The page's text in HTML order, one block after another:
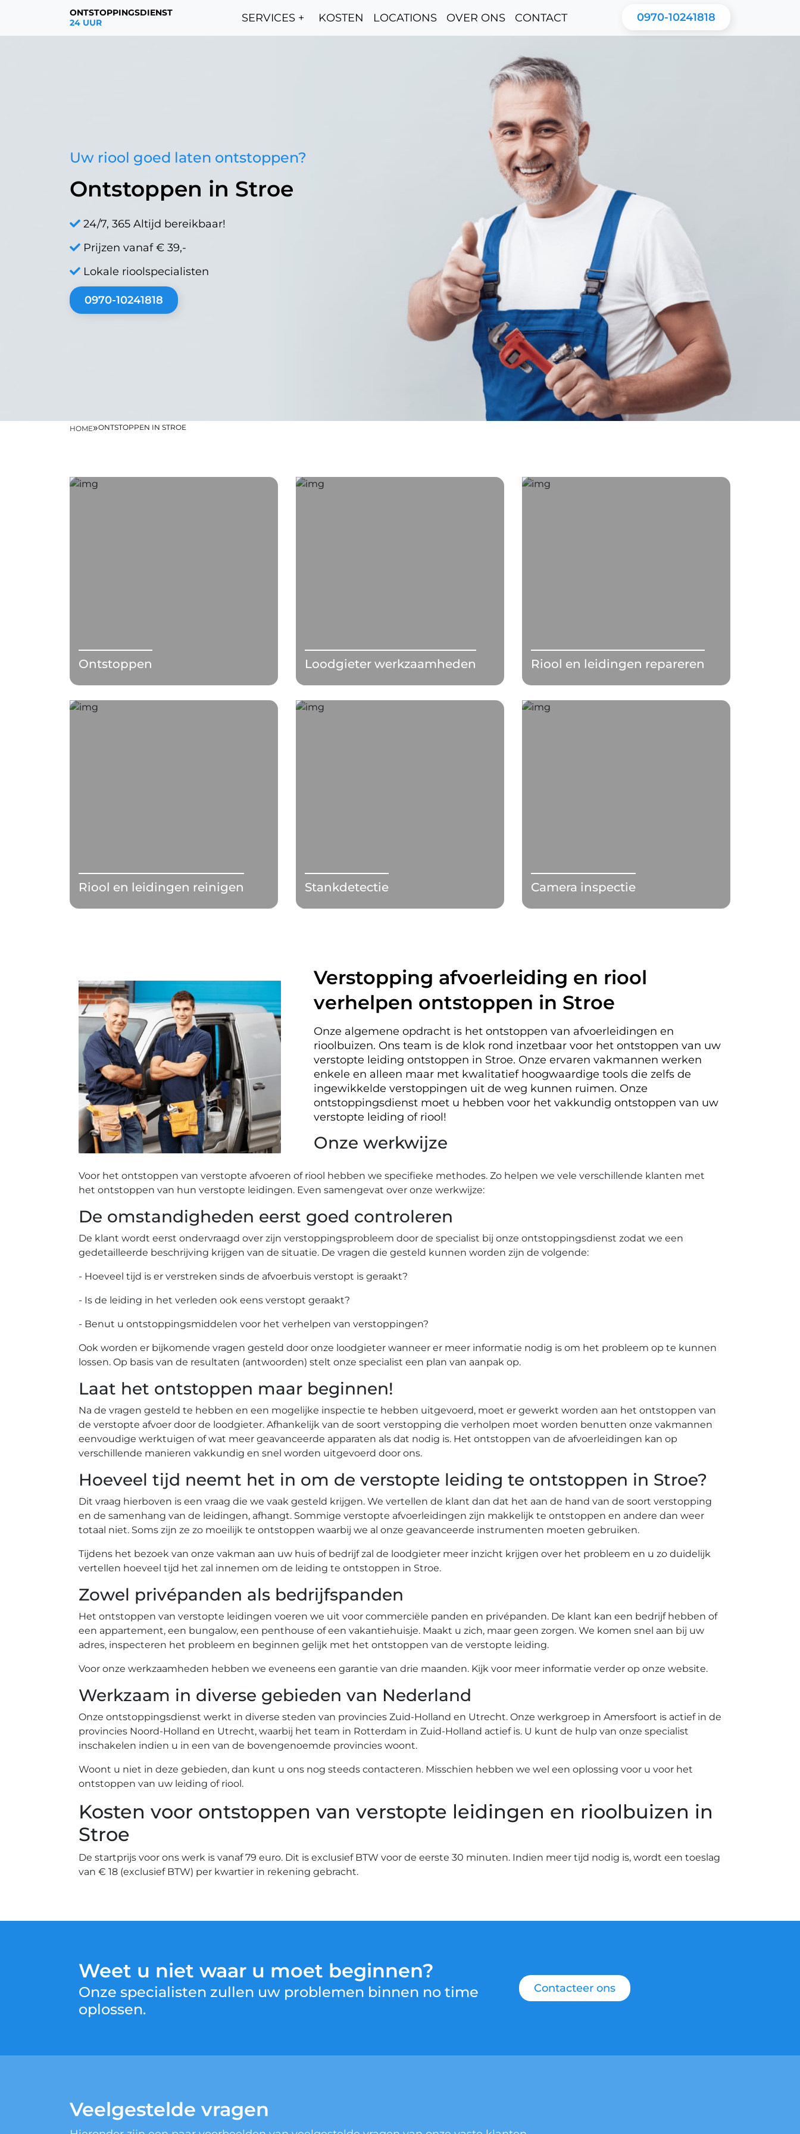
ONTSTOPPINGSDIENST
24 UUR
SERVICES + KOSTEN LOCATIONS OVER ONS CONTACT 0970-10241818
Uw riool goed laten ontstoppen?
Ontstoppen in Stroe
24/7, 365 Altijd bereikbaar!
Prijzen vanaf € 39,-
Lokale rioolspecialisten
0970-10241818
HOME»ONTSTOPPEN IN STROE
Ontstoppen Loodgieter werkzaamheden Riool en leidingen repareren
Riool en leidingen reinigen Stankdetectie Camera inspectie
Verstopping afvoerleiding en riool
verhelpen ontstoppen in Stroe
Onze algemene opdracht is het ontstoppen van afvoerleidingen en
rioolbuizen. Ons team is de klok rond inzetbaar voor het ontstoppen van uw
verstopte leiding ontstoppen in Stroe. Onze ervaren vakmannen werken
enkele en alleen maar met kwalitatief hoogwaardige tools die zelfs de
ingewikkelde verstoppingen uit de weg kunnen ruimen. Onze
ontstoppingsdienst moet u hebben voor het vakkundig ontstoppen van uw
verstopte leiding of riool!
Onze werkwijze
Voor het ontstoppen van verstopte afvoeren of riool hebben we specifieke methodes. Zo helpen we vele verschillende klanten met
het ontstoppen van hun verstopte leidingen. Even samengevat over onze werkwijze:
De omstandigheden eerst goed controleren
De klant wordt eerst ondervraagd over zijn verstoppingsprobleem door de specialist bij onze ontstoppingsdienst zodat we een
gedetailleerde beschrijving krijgen van de situatie. De vragen die gesteld kunnen worden zijn de volgende:
- Hoeveel tijd is er verstreken sinds de afvoerbuis verstopt is geraakt?
- Is de leiding in het verleden ook eens verstopt geraakt?
- Benut u ontstoppingsmiddelen voor het verhelpen van verstoppingen?
Ook worden er bijkomende vragen gesteld door onze loodgieter wanneer er meer informatie nodig is om het probleem op te kunnen
lossen. Op basis van de resultaten (antwoorden) stelt onze specialist een plan van aanpak op.
Laat het ontstoppen maar beginnen!
Na de vragen gesteld te hebben en een mogelijke inspectie te hebben uitgevoerd, moet er gewerkt worden aan het ontstoppen van
de verstopte afvoer door de loodgieter. Afhankelijk van de soort verstopping die verholpen moet worden benutten onze vakmannen
eenvoudige werktuigen of wat meer geavanceerde apparaten als dat nodig is. Het ontstoppen van de afvoerleidingen kan op
verschillende manieren vakkundig en snel worden uitgevoerd door ons.
Hoeveel tijd neemt het in om de verstopte leiding te ontstoppen in Stroe?
Dit vraag hierboven is een vraag die we vaak gesteld krijgen. We vertellen de klant dan dat het aan de hand van de soort verstopping
en de samenhang van de leidingen, afhangt. Sommige verstopte afvoerleidingen zijn makkelijk te ontstoppen en andere dan weer
totaal niet. Soms zijn ze zo moeilijk te ontstoppen waarbij we al onze geavanceerde instrumenten moeten gebruiken.
Tijdens het bezoek van onze vakman aan uw huis of bedrijf zal de loodgieter meer inzicht krijgen over het probleem en u zo duidelijk
vertellen hoeveel tijd het zal innemen om de leiding te ontstoppen in Stroe.
Zowel privépanden als bedrijfspanden
Het ontstoppen van verstopte leidingen voeren we uit voor commerciële panden en privépanden. De klant kan een bedrijf hebben of
een appartement, een bungalow, een penthouse of een vakantiehuisje. Maakt u zich, maar geen zorgen. We komen snel aan bij uw
adres, inspecteren het probleem en beginnen gelijk met het ontstoppen van de verstopte leiding.
Voor onze werkzaamheden hebben we eveneens een garantie van drie maanden. Kijk voor meer informatie verder op onze website.
Werkzaam in diverse gebieden van Nederland
Onze ontstoppingsdienst werkt in diverse steden van provincies Zuid-Holland en Utrecht. Onze werkgroep in Amersfoort is actief in de
provincies Noord-Holland en Utrecht, waarbij het team in Rotterdam in Zuid-Holland actief is. U kunt de hulp van onze specialist
inschakelen indien u in een van de bovengenoemde provincies woont.
Woont u niet in deze gebieden, dan kunt u ons nog steeds contacteren. Misschien hebben we wel een oplossing voor u voor het
ontstoppen van uw leiding of riool.
Kosten voor ontstoppen van verstopte leidingen en rioolbuizen in
Stroe
De startprijs voor ons werk is vanaf 79 euro. Dit is exclusief BTW voor de eerste 30 minuten. Indien meer tijd nodig is, wordt een toeslag
van € 18 (exclusief BTW) per kwartier in rekening gebracht.
Weet u niet waar u moet beginnen?
Onze specialisten zullen uw problemen binnen no time
oplossen.
Contacteer ons
Veelgestelde vragen